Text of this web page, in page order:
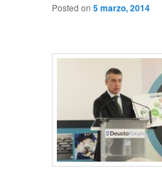
Posted on 5 marzo, 2014